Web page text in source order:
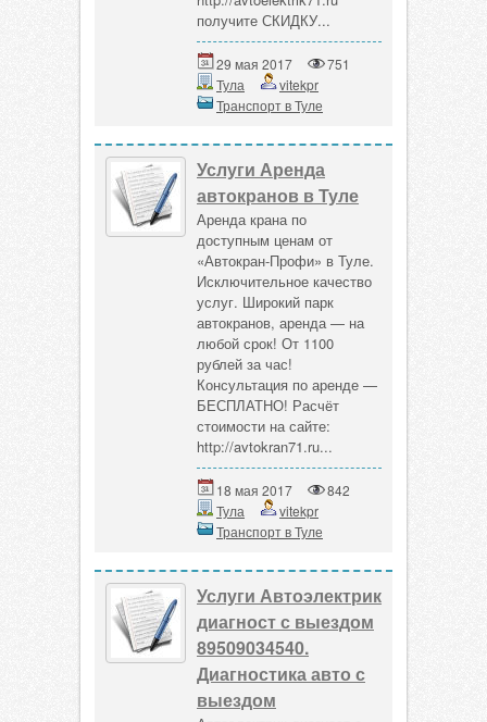
получите СКИДКУ...
29 мая 2017
751
Тула
vitekpr
Транспорт в Туле
Услуги Аренда
автокранов в Туле
Аренда крана по
доступным ценам от
«Автокран-Профи» в Туле.
Исключительное качество
услуг. Широкий парк
автокранов, аренда — на
любой срок! От 1100
рублей за час!
Консультация по аренде —
БЕСПЛАТНО! Расчёт
стоимости на сайте:
http://avtokran71.ru...
18 мая 2017
842
Тула
vitekpr
Транспорт в Туле
Услуги Автоэлектрик
диагност с выездом
89509034540.
Диагностика авто с
выездом